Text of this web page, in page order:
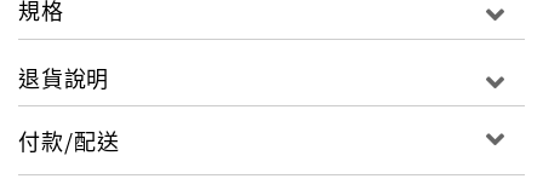
る、悟りと死、その二つの共通点を巡る記述は、古典
たことのない壮大な宇宙の神秘に読者を誘うものでも
応答から厳選された問答も収載されており、著者独特
の人間的な愛の溢れる語り口で、修道者たちの目覚め
規格
退貨說明
付款/配送